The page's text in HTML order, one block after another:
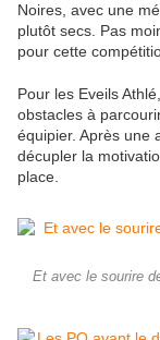
Noires, avec une
plutôt secs. Pas
pour cette
Pour les Eveils
obstacles à
équipier. Après une
décupler la
place.
Et avec le sourire